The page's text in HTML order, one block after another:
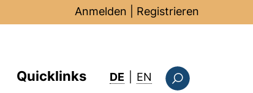
Anmelden Registrieren
Quicklinks DE EN : this page in